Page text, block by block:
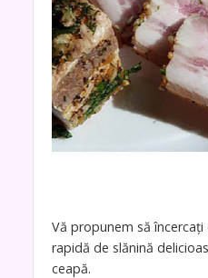
Vă propunem să
rapidă de slănină
ceapă.